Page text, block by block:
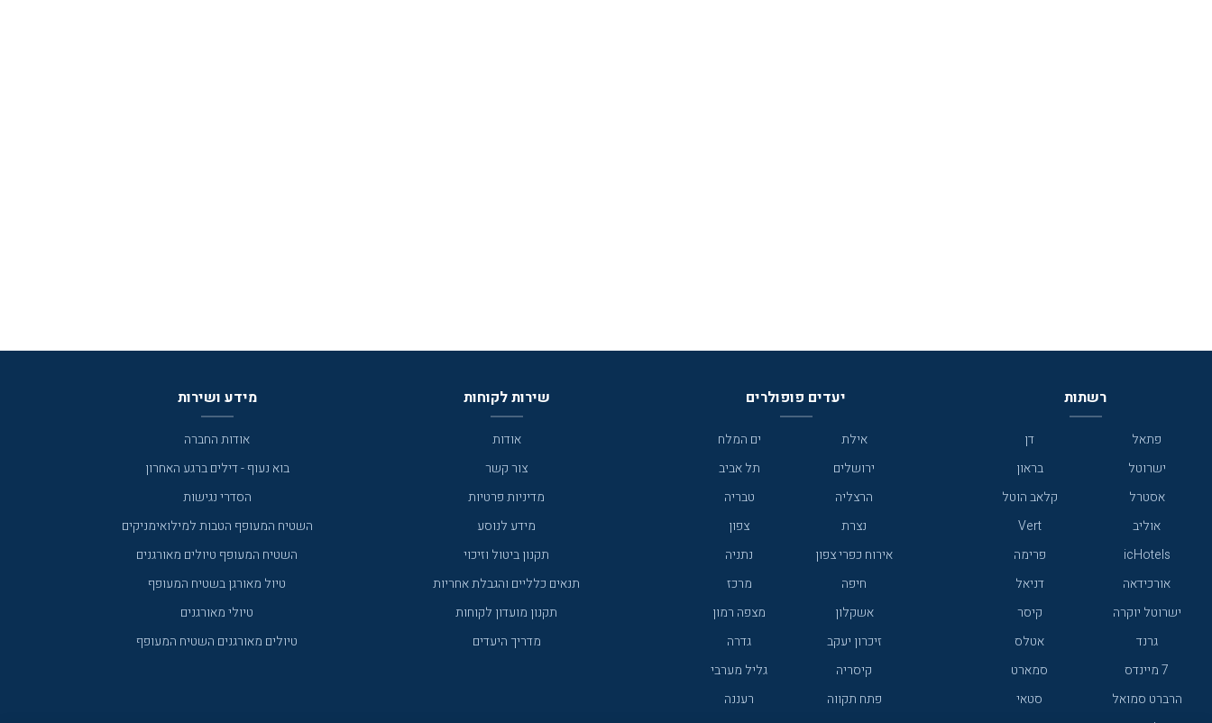
רשתות
פתאל
דן
ישרוטל
בראון
אסטרל
קלאב הוטל
אוליב
Vert
icHotels
פרימה
אורכידאה
דניאל
ישרוטל יוקרה
קיסר
גרנד
אטלס
7 מיינדס
סמארט
הרברט סמואל
סטאי
יעדים פופולרים
אילת
ים המלח
ירושלים
תל אביב
הרצליה
טבריה
נצרת
צפון
אירוח כפרי צפון
נתניה
חיפה
מרכז
אשקלון
מצפה רמון
זיכרון יעקב
גדרה
קיסריה
גליל מערבי
פתח תקווה
רעננה
שירות לקוחות
אודות
צור קשר
מדיניות פרטיות
מידע לנוסע
תקנון ביטול וזיכוי
תנאים כלליים והגבלת אחריות
תקנון מועדון לקוחות
מדריך היעדים
מידע ושירות
אודות החברה
בוא נעוף - דילים ברגע האחרון
הסדרי נגישות
השטיח המעופף הטבות למילואימניקים
השטיח המעופף טיולים מאורגנים
טיול מאורגן בשטיח המעופף
טיולי מאורגנים
טיולים מאורגנים השטיח המעופף